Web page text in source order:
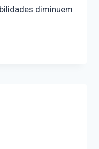
diminuem